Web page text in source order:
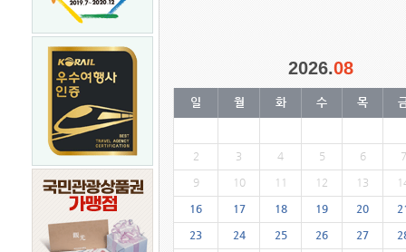
2026.08
일 월 화 수 목
2 3 4 5 6 7
9 10 11 12 13
16 17 18 19 20
23 24 25 26 27